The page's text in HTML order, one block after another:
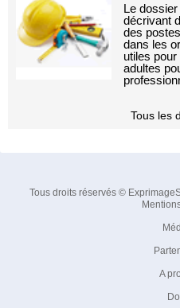
Le
décrivant
des
dans les
utiles
adultes
Tous les
Tous droits réservés ©
A